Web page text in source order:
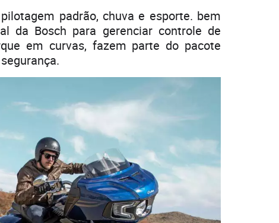
padrão, chuva e esporte. bem
da Bosch para gerenciar controle de
em curvas, fazem parte do pacote